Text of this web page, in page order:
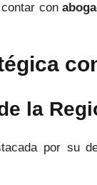
con
la
por su